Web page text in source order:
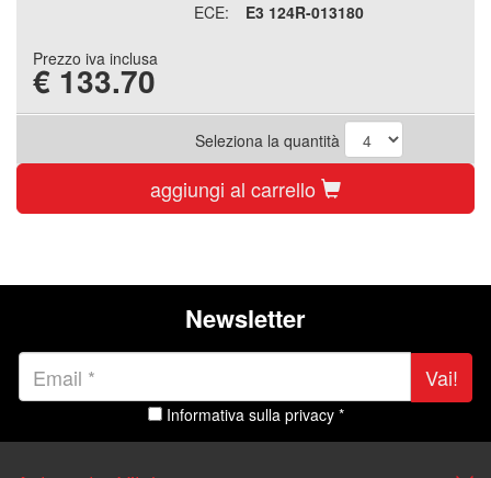
ECE:
E3 124R-013180
Prezzo iva inclusa
€ 133.70
Seleziona la quantità
aggiungi al carrello
Newsletter
Vai!
Informativa sulla privacy *